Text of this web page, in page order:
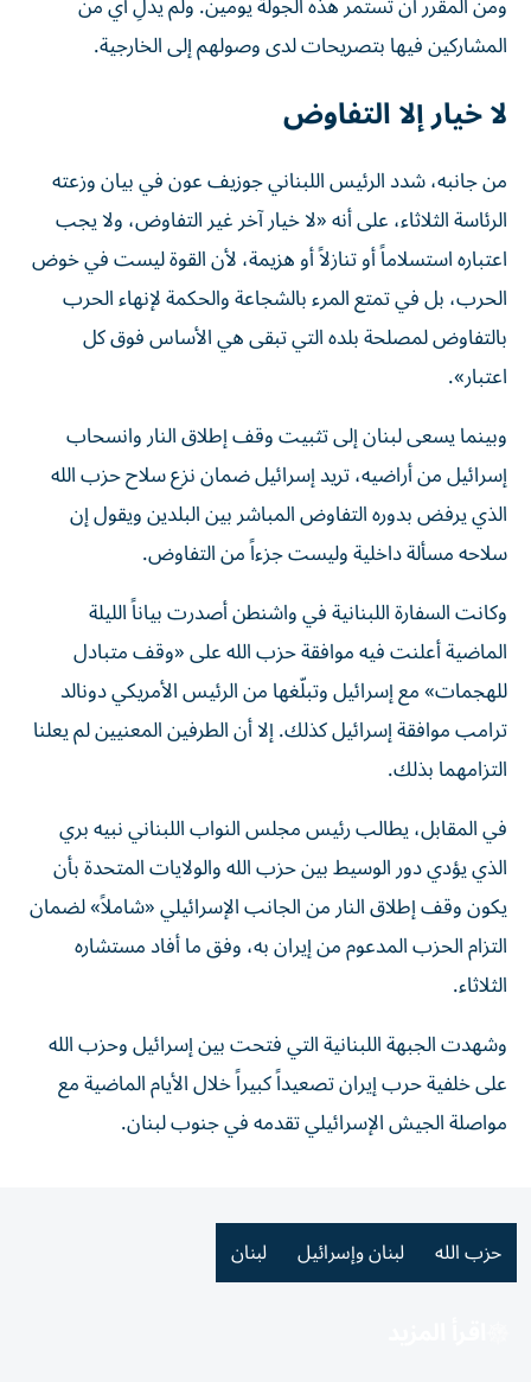
المشاركين فيها بتصريحات لدى وصولهم إلى الخارجية.
لا خيار إلا التفاوض
من جانبه، شدد الرئيس اللبناني جوزيف عون في بيان وزعته
الرئاسة الثلاثاء، على أنه «لا خيار آخر غير التفاوض، ولا يجب
اعتباره استسلاماً أو تنازلاً أو هزيمة، لأن القوة ليست في خوض
الحرب، بل في تمتع المرء بالشجاعة والحكمة لإنهاء الحرب
بالتفاوض لمصلحة بلده التي تبقى هي الأساس فوق كل
اعتبار».
وبينما يسعى لبنان إلى تثبيت وقف إطلاق النار وانسحاب
إسرائيل من أراضيه، تريد إسرائيل ضمان نزع سلاح حزب الله
الذي يرفض بدوره التفاوض المباشر بين البلدين ويقول إن
سلاحه مسألة داخلية وليست جزءاً من التفاوض.
وكانت السفارة اللبنانية في واشنطن أصدرت بياناً الليلة
الماضية أعلنت فيه موافقة حزب الله على «وقف متبادل
للهجمات» مع إسرائيل وتبلّغها من الرئيس الأمريكي دونالد
ترامب موافقة إسرائيل كذلك. إلا أن الطرفين المعنيين لم يعلنا
التزامهما بذلك.
في المقابل، يطالب رئيس مجلس النواب اللبناني نبيه بري
الذي يؤدي دور الوسيط بين حزب الله والولايات المتحدة بأن
يكون وقف إطلاق النار من الجانب الإسرائيلي «شاملاً» لضمان
التزام الحزب المدعوم من إيران به، وفق ما أفاد مستشاره
الثلاثاء.
وشهدت الجبهة اللبنانية التي فتحت بين إسرائيل وحزب الله
على خلفية حرب إيران تصعيداً كبيراً خلال الأيام الماضية مع
مواصلة الجيش الإسرائيلي تقدمه في جنوب لبنان.
حزب الله لبنان وإسرائيل لبنان